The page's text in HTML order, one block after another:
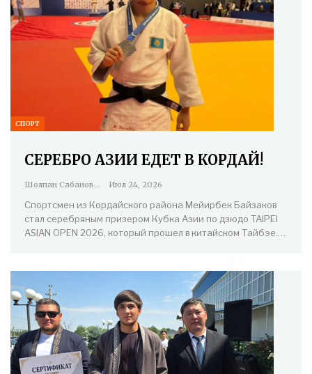
СПОРТ
СЕРЕБРО АЗИИ ЕДЕТ В КОРДАЙ!
Шолпан Сабанова Июл 24, 2026
Спортсмен из Кордайского района Мейирбек Байзаков
стал серебряным призером Кубка Азии по дзюдо TAIPEI
ASIAN OPEN 2026, который прошел в китайском Тайбэе.…